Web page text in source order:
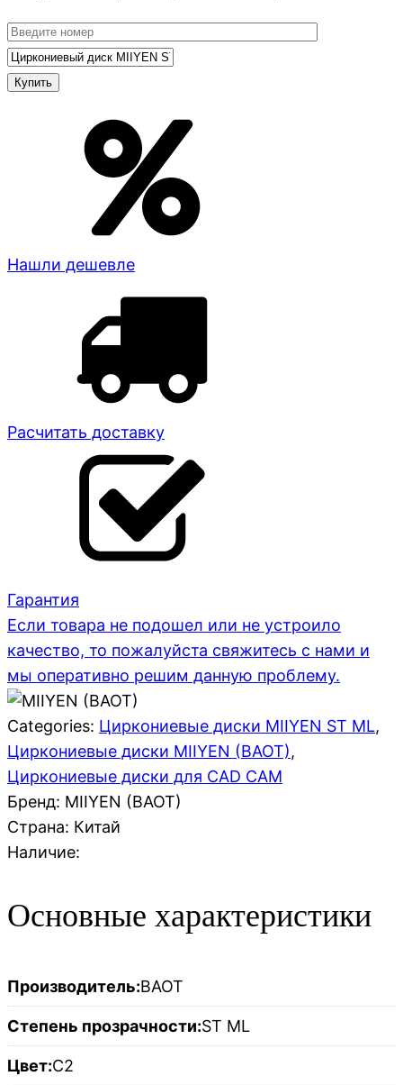
Нашли дешевле
Расчитать доставку
Гарантия
Если товара не подошел или не устроило
качество, то пожалуйста свяжитесь с нами и
мы оперативно решим данную проблему.
Categories: Циркониевые диски MIIYEN ST ML,
Циркониевые диски MIIYEN (BAOT),
Циркониевые диски для CAD CAM
Бренд: MIIYEN (BAOT)
Страна: Китай
Наличие:
Основные характеристики
Производитель:BAOT
Степень прозрачности:ST ML
Цвет:C2